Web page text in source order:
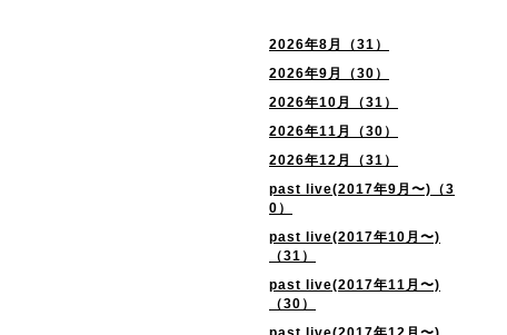
2026年8月（31）
2026年9月（30）
2026年10月（31）
2026年11月（30）
2026年12月（31）
past live(2017年9月〜)（3
0）
past live(2017年10月〜)
（31）
past live(2017年11月〜)
（30）